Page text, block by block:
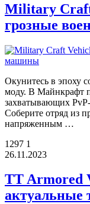
Military
грозные
Окунитесь в эпоху
моду. В Майнкрафт
захватывающих
Соберите отряд из
напряженным …
1297 1
26.11.2023
TT Armored
актуальные